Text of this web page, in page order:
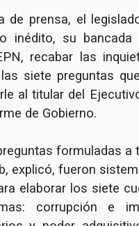
de prensa, el
inédito, su
recabar las
siete preguntas
al titular del
de Gobierno.
formuladas
explicó, fueron
elaborar los siete
corrupción e